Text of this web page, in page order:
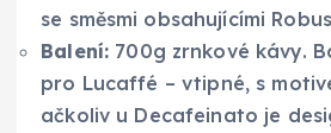
se směsmi obsahujícími
Balení: 700g zrnkové kávy.
pro Lucaffé – vtipné, s
ačkoliv u Decafeinato je